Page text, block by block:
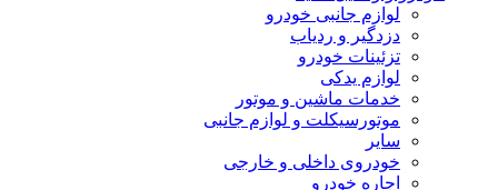
لوازم جانبی خودرو
دزدگیر و ردیاب
تزئینات خودرو
لوازم یدکی
خدمات ماشین و موتور
موتورسیکلت و لوازم جانبی
سایر
خودروی داخلی و خارجی
اجاره خودرو